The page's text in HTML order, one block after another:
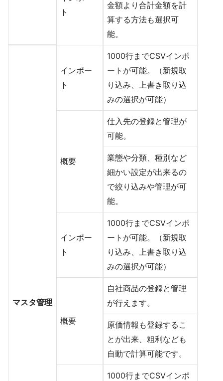
ト
金額より合計金額を計
算する方法も選択可
能。
マスタ管理
インポー
ト
1000行までCSVインポ
ートが可能。（新規取
り込み、上書き取り込
みの選択が可能）
概要
仕入先の登録と管理が
可能。
業態や分類、種別など
細かい設定が出来るの
で絞り込みや管理が可
能。
インポー
ト
1000行までCSVインポ
ートが可能。（新規取
り込み、上書き取り込
みの選択が可能）
概要
自社商品の登録と管理
が行えます。
原価情報も登録するこ
とが出来、粗利なども
自動で計算可能です。
1000行までCSVインポ